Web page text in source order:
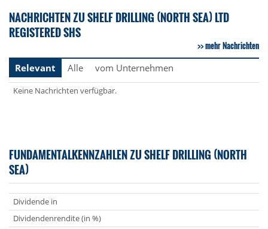
NACHRICHTEN ZU SHELF DRILLING (NORTH SEA) LTD
REGISTERED SHS
mehr Nachrichten
Relevant
Alle vom Unternehmen
Keine Nachrichten verfügbar.
FUNDAMENTALKENNZAHLEN ZU SHELF DRILLING (NORTH
SEA)
Dividende in
Dividendenrendite (in %)